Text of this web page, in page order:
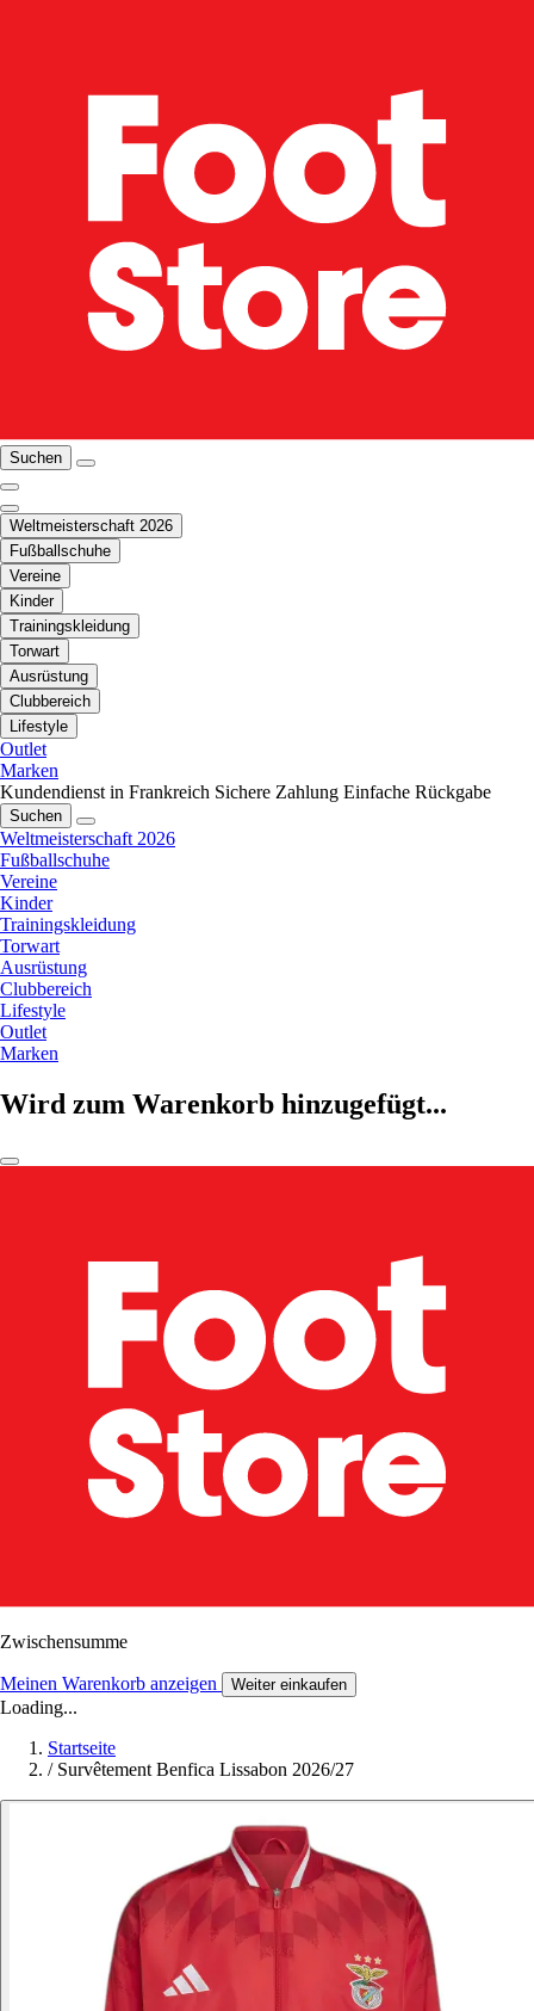
Suchen
Weltmeisterschaft 2026
Fußballschuhe
Vereine
Kinder
Trainingskleidung
Torwart
Ausrüstung
Clubbereich
Lifestyle
Outlet
Marken
Kundendienst in Frankreich Sichere Zahlung Einfache Rückgabe
Suchen
Weltmeisterschaft 2026
Fußballschuhe
Vereine
Kinder
Trainingskleidung
Torwart
Ausrüstung
Clubbereich
Lifestyle
Outlet
Marken
Wird zum Warenkorb hinzugefügt...
Zwischensumme
Meinen Warenkorb anzeigen Weiter einkaufen
Loading...
Startseite
/ Survêtement Benfica Lissabon 2026/27